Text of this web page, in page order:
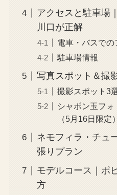
アクセスと駐車場
川口が正解
電車・バスでの
駐車場情報
写真スポット＆撮
撮影スポット3
シャボン玉フ
（5月16日限定）
ネモフィラ・チュ
張りプラン
モデルコース｜ポ
方